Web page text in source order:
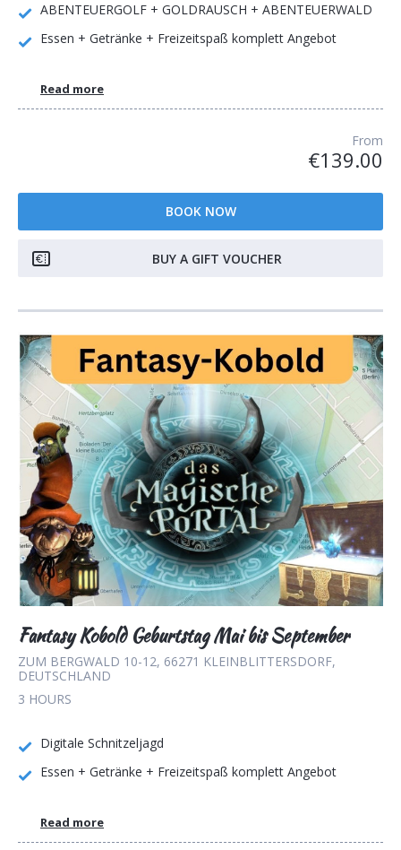
ABENTEUERGOLF + GOLDRAUSCH + ABENTEUERWALD
Essen + Getränke + Freizeitspaß komplett Angebot
Read more
From
€139.00
BOOK NOW
BUY A GIFT VOUCHER
Fantasy Kobold Geburtstag Mai bis September
ZUM BERGWALD 10-12, 66271 KLEINBLITTERSDORF,
DEUTSCHLAND
3 HOURS
Digitale Schnitzeljagd
Essen + Getränke + Freizeitspaß komplett Angebot
Read more